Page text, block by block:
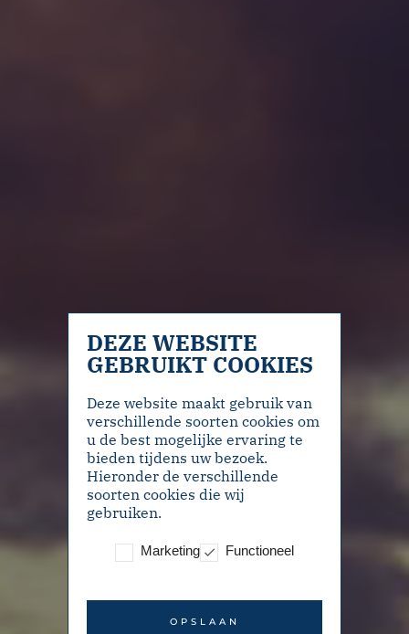
DEZE WEBSITE
GEBRUIKT COOKIES
Deze website maakt gebruik van
verschillende soorten cookies om
u de best mogelijke ervaring te
bieden tijdens uw bezoek.
Hieronder de verschillende
soorten cookies die wij
gebruiken.
Marketing Functioneel
OPSLAAN